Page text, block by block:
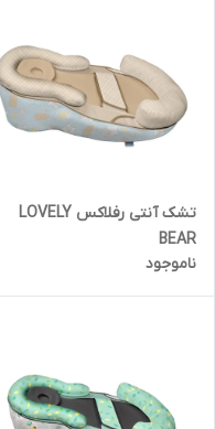
تشک آنتی رفلاکس LOVELY
BEAR
ناموجود